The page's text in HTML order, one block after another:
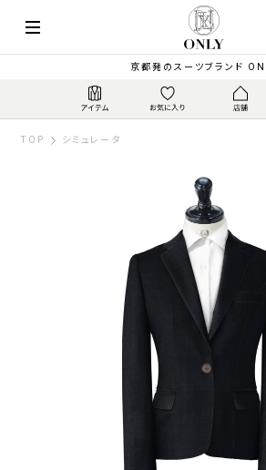
京都発のスーツブランド
TOP シミュレータ
【通年 / 定番】伊カ...